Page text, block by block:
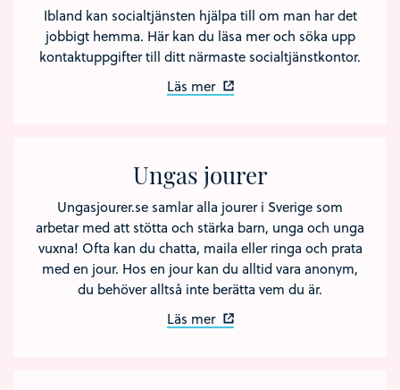
Ibland kan socialtjänsten hjälpa till om man har det
jobbigt hemma. Här kan du läsa mer och söka upp
kontaktuppgifter till ditt närmaste socialtjänstkontor.
Läs mer
Ungas jourer
Ungasjourer.se samlar alla jourer i Sverige som
arbetar med att stötta och stärka barn, unga och unga
vuxna! Ofta kan du chatta, maila eller ringa och prata
med en jour. Hos en jour kan du alltid vara anonym,
du behöver alltså inte berätta vem du är.
Läs mer